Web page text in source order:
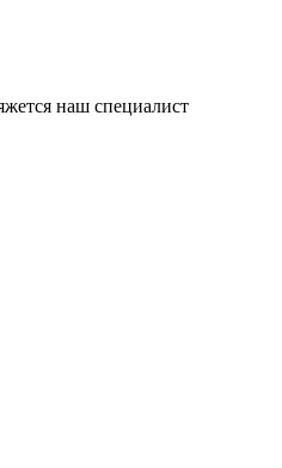
наш специалист